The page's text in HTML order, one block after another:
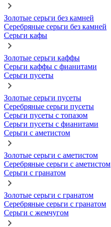
Золотые серьги без камней
Серебряные серьги без камней
Серьги кафы
Золотые серьги каффы
Серьги каффы с фианитами
Серьги пусеты
Золотые серьги пусеты
Серебряные серьги пусеты
Серьги пусеты с топазом
Серьги пусеты с фианитами
Серьги с аметистом
Золотые серьги с аметистом
Серебряные серьги с аметистом
Серьги с гранатом
Золотые серьги с гранатом
Серебряные серьги с гранатом
Серьги с жемчугом